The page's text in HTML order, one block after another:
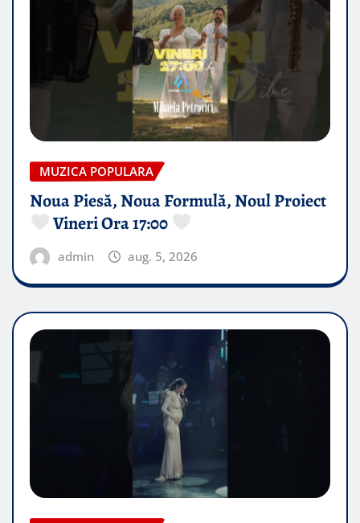
MUZICA POPULARA
Noua Piesă, Noua Formulă, Noul Proiect
Vineri Ora 17:00
admin aug. 5, 2026